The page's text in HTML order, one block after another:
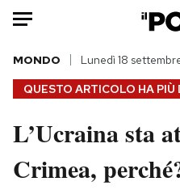
HOME
Italia
Politica
QUESTO ARTICOLO HA PIÙ
MONDO Lunedì 18
L’Ucraina sta
Crimea,